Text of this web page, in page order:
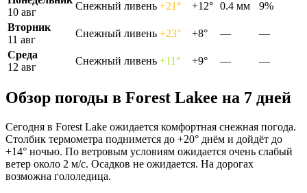
10 авг
Снежный ливень +21° +12° 0.4 мм
9%
Вторник
11 авг
Снежный ливень +23° +8° —
—
Среда
12 авг
Снежный ливень +11° +9° — —
Обзор погоды в Forest Lakeе на 7 дней
Сегодня в Forest Lake ожидается комфортная снежная погода.
Столбик термометра поднимется до +20° днём и дойдёт до
+14° ночью. По ветровым условиям ожидается очень слабый
ветер около 2 м/с. Осадков не ожидается. На дорогах
возможна гололедица.